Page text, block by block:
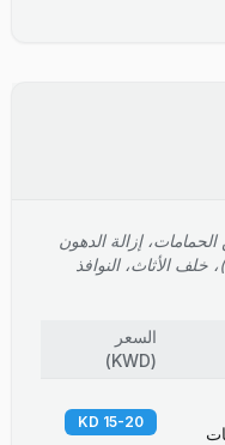
إزالة الدهون
الأثاث، النوافذ
السعر
(
KWD
)
15-20 KD